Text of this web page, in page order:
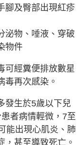
腳及臀部出現紅疹
泌物、唾液、穿破
物件
可經糞便排放數星
毒再次感染。
發生於5歲以下兒
者病情輕微，7至
能出現心肌炎、肺
，甚至導致死亡。